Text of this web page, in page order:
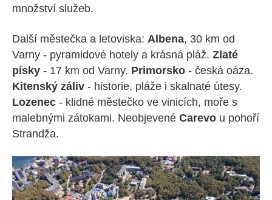
množství služeb.
Další městečka a letoviska: Albena, 30 km od
Varny - pyramidové hotely a krásná pláž. Zlaté
písky - 17 km od Varny. Primorsko - česká oáza.
Kitenský záliv - historie, pláže i skalnaté útesy.
Lozenec - klidné městečko ve vinicích, moře s
malebnými zátokami. Neobjevené Carevo u pohoří
Strandža.